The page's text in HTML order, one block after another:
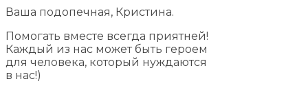
Ваша подопечная, Кристина.
Помогать вместе всегда приятней!
Каждый из нас может быть героем
для человека, который нуждаются
в нас!)